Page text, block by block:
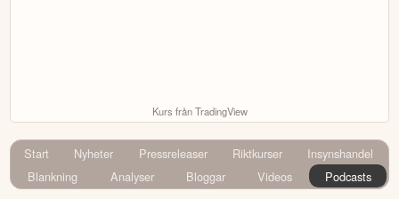
Kurs från TradingView
Start Nyheter Pressreleaser Riktkurser
Insynshandel
Blankning
Analyser Bloggar Videos Podcasts